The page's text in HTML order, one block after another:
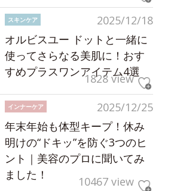
2025/12/18
スキンケア
オルビスユー ドットと一緒に
使ってさらなる美肌に！おす
すめプラスワンアイテム4選
1828 view
2025/12/25
インナーケア
年末年始も体型キープ！休み
明けの“ドキッ”を防ぐ3つのヒ
ント｜美容のプロに聞いてみ
ました！
10467 view